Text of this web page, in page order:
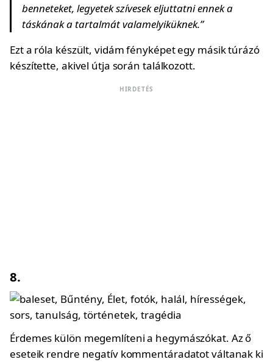
benneteket, legyetek szívesek eljuttatni ennek a
táskának a tartalmát valamelyiküknek.”
Ezt a róla készült, vidám fényképet egy másik túrázó
készítette, akivel útja során találkozott.
HIRDETÉS
8.
Érdemes külön megemlíteni a hegymászókat. Az ő
eseteik rendre negatív kommentáradatot váltanak ki